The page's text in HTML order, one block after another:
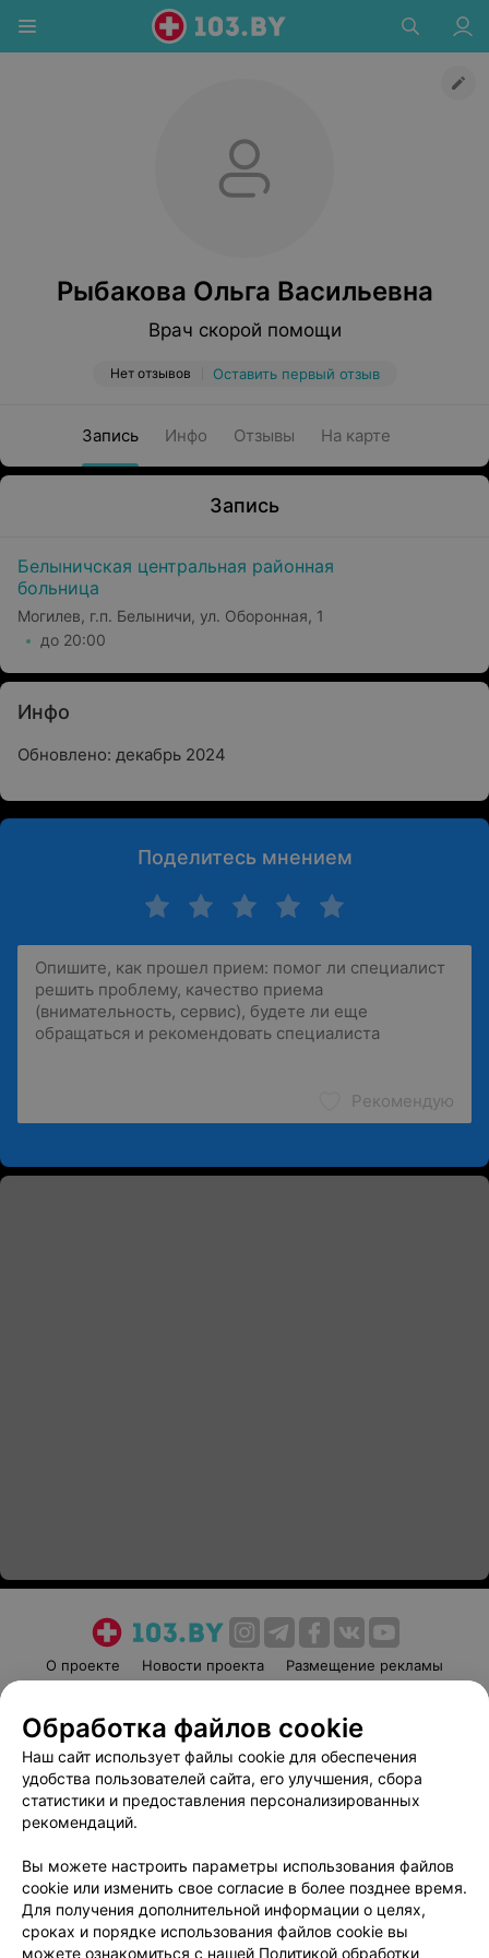
Рыбакова Ольга Васильевна
Врач скорой помощи
Нет отзывов Оставить первый отзыв
Запись Инфо Отзывы На карте
Запись
Белыничская центральная районная
больница
Могилев, г.п. Белыничи, ул. Оборонная, 1
до 20:00
Инфо
Обновлено: декабрь 2024
Поделитесь мнением
Рекомендую
О проекте Новости проекта
Размещение рекламы
Пользовательское соглашение
Способы оплаты
Вакансии
Партнеры
Написать руководителю 103.by
Обработка персональных данных
Обработка файлов cookie
Наш сайт использует файлы cookie для обеспечения
удобства пользователей сайта, его улучшения, сбора
статистики и предоставления персонализированных
рекомендаций.
Вы можете настроить параметры использования файлов
cookie или изменить свое согласие в более позднее время.
Для получения дополнительной информации о целях,
сроках и порядке использования файлов cookie вы
можете ознакомиться с нашей Политикой обработки